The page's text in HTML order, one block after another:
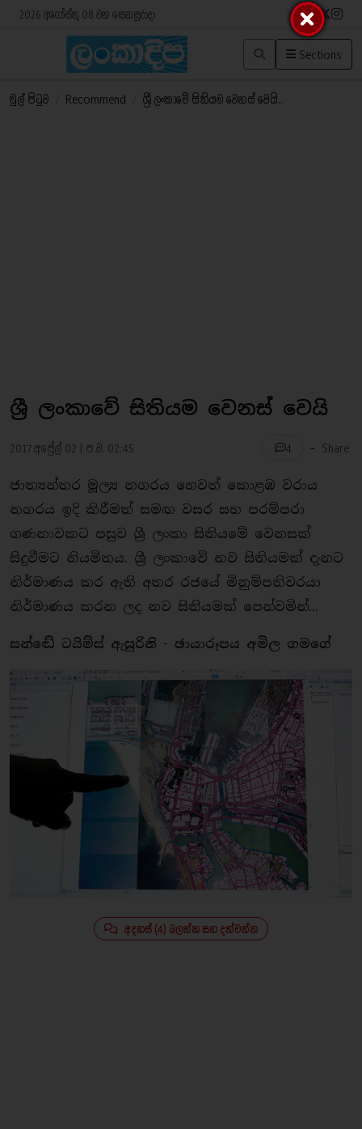
2026 අගෝස්තු 08 වන සෙනසුරාදා
Sections
මුල් පිටුව Recommend ශ්‍රී ලංකාවේ සිතියම වෙනස් වෙයි..
ශ්‍රී ලංකාවේ සිතියම වෙනස් වෙයි
2017 අප්‍රේල් 02 | ප.ව. 02:45 4 - Share
ජාත්‍යන්තර මූල්‍ය නගරය හෙවත් කොළඹ වරාය
නගරය ඉදි කිරීමත් සමඟ වසර සහ පරම්පරා
ගණනාවකට පසුව ශ්‍රී ලංකා සිතියමේ වෙනසක්
සිදුවීමට නියමිතය. ශ්‍රී ලංකාවේ නව සිතියමක් දැනට
නිර්මාණය කර ඇති අතර රජයේ මිනුම්පතිවරයා
නිර්මාණය කරන ලද නව සිතියමක් පෙන්වමින්...
සන්ඬේ ටයිම්ස් ඇසුරිනි - ඡායාරූපය අමිල ගමගේ
අදහස් (4) බලන්න සහ දක්වන්න